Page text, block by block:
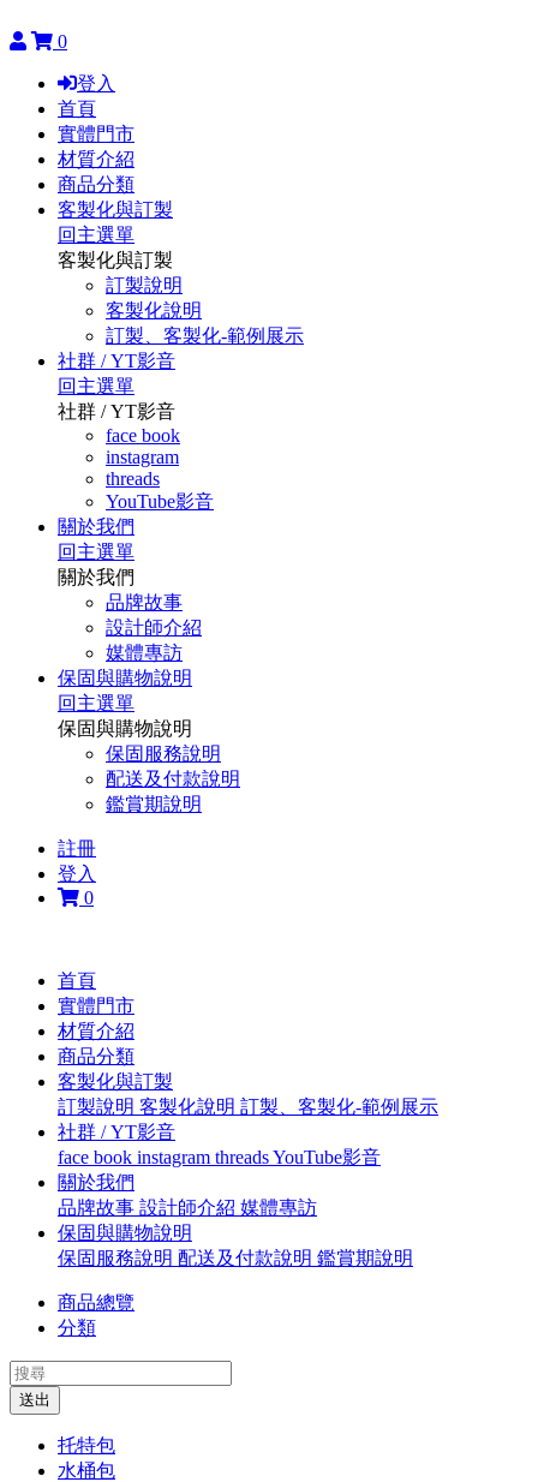
0
登入
首頁
實體門市
材質介紹
商品分類
客製化與訂製
回主選單
客製化與訂製
訂製說明
客製化說明
訂製、客製化-範例展示
社群 / YT影音
回主選單
社群 / YT影音
face book
instagram
threads
YouTube影音
關於我們
回主選單
關於我們
品牌故事
設計師介紹
媒體專訪
保固與購物說明
回主選單
保固與購物說明
保固服務說明
配送及付款說明
鑑賞期說明
註冊
登入
0
首頁
實體門市
材質介紹
商品分類
客製化與訂製
訂製說明 客製化說明 訂製、客製化-範例展示
社群 / YT影音
face book instagram threadsYouTube影音
關於我們
品牌故事 設計師介紹 媒體專訪
保固與購物說明
保固服務說明 配送及付款說明 鑑賞期說明
商品總覽
分類
送出
托特包
水桶包